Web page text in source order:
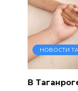
НОВОСТИ
В